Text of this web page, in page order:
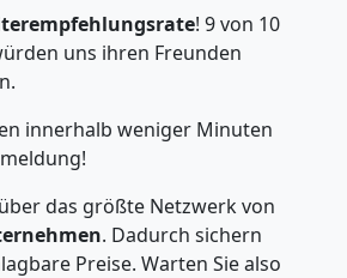
! 9 von 10
uns ihren Freunden
innerhalb weniger Minuten
das größte Netzwerk von
. Dadurch sichern
Preise. Warten Sie also